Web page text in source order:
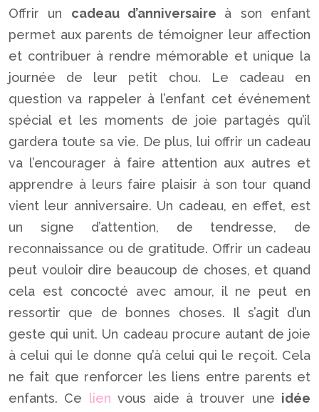
Offrir un cadeau d’anniversaire à son enfant
permet aux parents de témoigner leur affection
et contribuer à rendre mémorable et unique la
journée de leur petit chou. Le cadeau en
question va rappeler à l’enfant cet événement
spécial et les moments de joie partagés qu’il
gardera toute sa vie. De plus, lui offrir un cadeau
va l’encourager à faire attention aux autres et
apprendre à leurs faire plaisir à son tour quand
vient leur anniversaire. Un cadeau, en effet, est
un signe d’attention, de tendresse, de
reconnaissance ou de gratitude. Offrir un cadeau
peut vouloir dire beaucoup de choses, et quand
cela est concocté avec amour, il ne peut en
ressortir que de bonnes choses. Il s’agit d’un
geste qui unit. Un cadeau procure autant de joie
à celui qui le donne qu’à celui qui le reçoit. Cela
ne fait que renforcer les liens entre parents et
enfants. Ce
lien vous aide à trouver une idée